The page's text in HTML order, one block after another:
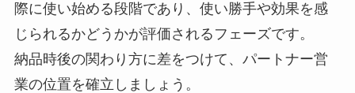
際に使い始める段階であり、使い勝手や効果を感
じられるかどうかが評価されるフェーズです。
納品時後の関わり方に差をつけて、パートナー営
業の位置を確立しましょう。